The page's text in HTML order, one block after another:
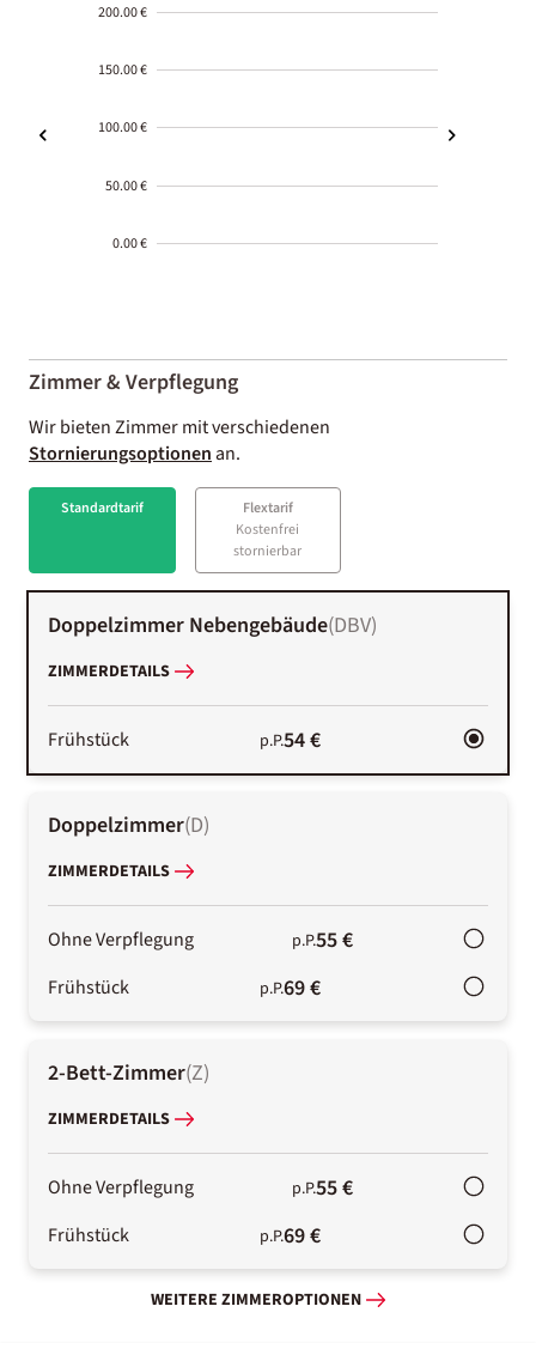
200.00 €
150.00 €
100.00 €
50.00 €
0.00 €
01-02
Zimmer & Verpflegung
Wir bieten Zimmer mit verschiedenen
Stornierungsoptionenan.
Standardtarif
Flextarif
Kostenfrei
stornierbar
Doppelzimmer Nebengebäude(DBV)
ZIMMERDETAILS
Frühstück p.P.54 €
Doppelzimmer(D)
ZIMMERDETAILS
Ohne Verpflegung p.P.55 €
Frühstück p.P.69 €
2-Bett-Zimmer(Z)
ZIMMERDETAILS
Ohne Verpflegung p.P.55 €
Frühstück p.P.69 €
WEITERE ZIMMEROPTIONEN